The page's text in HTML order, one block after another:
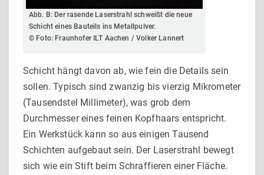
Abb. B: Der rasende Laserstrahl schweißt die neue
Schicht eines Bau­teils ins Metallpulver.
© Foto: Fraunhofer ILT Aachen / Volker Lannert
Schicht hängt davon ab, wie fein die Details sein
sollen. Typisch sind zwanzig bis vierzig Mikrometer
(Tausendstel Millimeter), was grob dem
Durchmesser eines feinen Kopfhaars entspricht.
Ein Werkstück kann so aus einigen Tausend
Schich­ten aufgebaut sein. Der Laserstrahl bewegt
sich wie ein Stift beim Schraffieren einer Fläche.